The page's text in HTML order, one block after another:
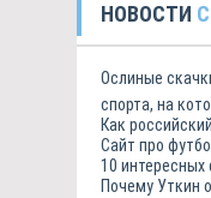
НОВОСТИ
Ослиные
спорта, на
Как
Сайт про
10 интересных
Почему Уткин